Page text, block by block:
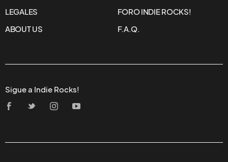
LEGALES
FORO INDIE ROCKS!
ABOUT US
F.A.Q.
Sigue a Indie Rocks!